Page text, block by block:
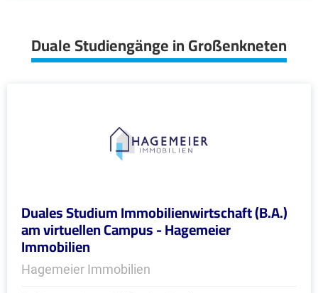
Duale Studiengänge in Großenkneten
Duales Studium Immobilienwirtschaft (B.A.)
am virtuellen Campus - Hagemeier
Immobilien
Hagemeier Immobilien